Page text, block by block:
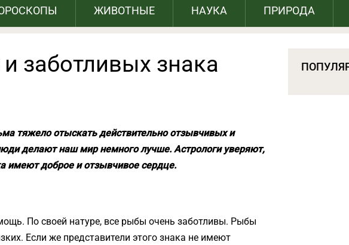
ЖИВОТНЫЕ НАУКА ПРИРОДА
заботливых знака
тяжело отыскать действительно отзывчивых и
делают наш мир немного лучше. Астрологи уверяют,
имеют доброе и отзывчивое сердце.
По своей натуре, все рыбы очень заботливы. Рыбы
Если же представители этого знака не имеют